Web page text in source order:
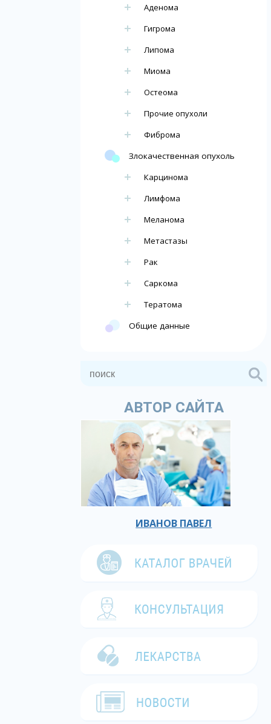
Аденома
Гигрома
Липома
Миома
Остеома
Прочие опухоли
Фиброма
Злокачественная опухоль
Карцинома
Лимфома
Меланома
Метастазы
Рак
Саркома
Тератома
Общие данные
АВТОР САЙТА
ИВАНОВ ПАВЕЛ